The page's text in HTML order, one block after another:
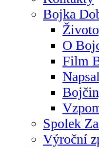
Bojka
O
Film
Spolek
Výroční